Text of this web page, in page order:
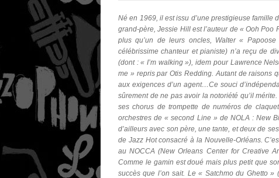
Né en 1969, il est issu d’une prestigieuse famille
grand-père,Jessie Hill est l’auteur de « Ooh
plus qu’un de leurs oncles, Walter « Papoose
célébrissime chanteur et pianiste) n’a reçu de
(dont : « I’m walking »), idem pour Lawrence
me » repris parOtis Redding . Autant de raisons
aux exigences d’un agent…Ce souci
sûrement de ne pas avoir la notoriété qu’il
ses chorus de trompette de numéros de
orchestres de « second Line » de NOLA :New
d’ailleurs avec son père, une tante, et deux de
de Jazz Hot consacré à la Nouvelle-Orléans.
au NOCCA (New Orleans Center for Creative
Comme le gamin est doué mais plus petit que
succès que l’on sait. Le « Satchmo du Ghetto»